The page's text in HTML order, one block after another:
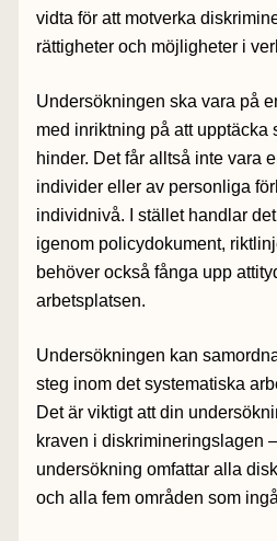
vidta för att motverka
rättigheter och möjligheter i
Undersökningen ska vara på
med inriktning på att upptäcka
hinder. Det får alltså inte vara
individer eller av personliga
individnivå. I stället handlar
igenom policydokument,
behöver också fånga upp
arbetsplatsen.
Undersökningen kan
steg inom det systematiska
Det är viktigt att din
kraven i diskrimineringslagen
undersökning omfattar alla
och alla fem områden som